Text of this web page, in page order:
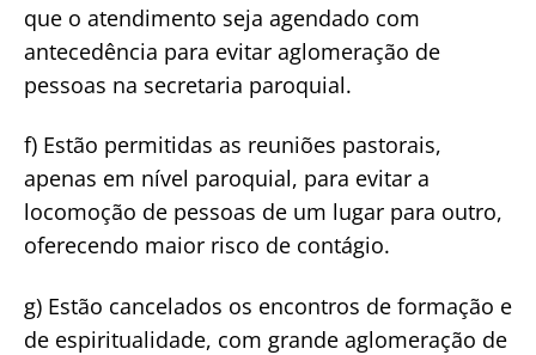
que o atendimento seja agendado com
antecedência para evitar aglomeração de
pessoas na secretaria paroquial.
f) Estão permitidas as reuniões pastorais,
apenas em nível paroquial, para evitar a
locomoção de pessoas de um lugar para outro,
oferecendo maior risco de contágio.
g) Estão cancelados os encontros de formação e
de espiritualidade, com grande aglomeração de